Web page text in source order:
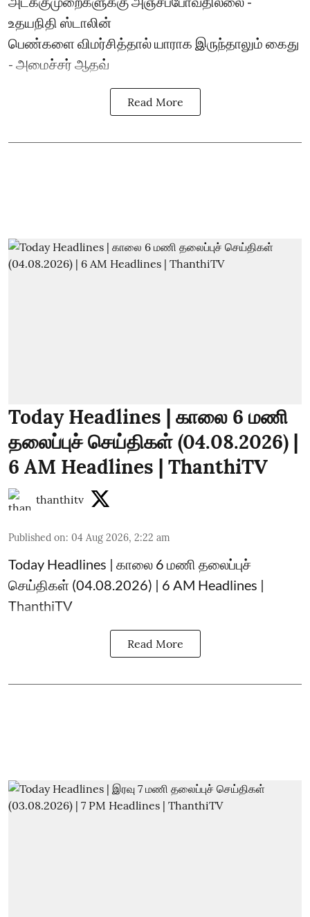
உதயநிதி ஸ்டாலின்
பெண்களை விமர்சித்தால் யாராக இருந்தாலும் கைது
- அமைச்சர் ஆதவ்
Read More
Today Headlines | காலை 6 மணி
தலைப்புச் செய்திகள் (04.08.2026) |
6 AM Headlines | ThanthiTV
thanthitv
Published on: 04 Aug 2026, 2:22 am
Today Headlines | காலை 6 மணி தலைப்புச்
செய்திகள் (04.08.2026) | 6 AM Headlines |
ThanthiTV
Read More